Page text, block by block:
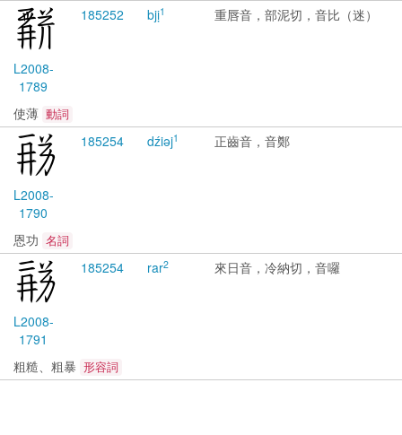
L2008-
1789
185252 bjị1 重唇音，部泥切，音比（迷）
使薄 動詞
L2008-
1790
185254 dźiəj1 正齒音，音鄭
恩功 名詞
L2008-
1791
185254 rar2 來日音，冷納切，音囉
粗糙、粗暴 形容詞